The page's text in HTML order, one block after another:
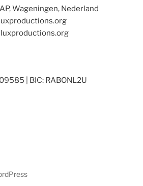
Wageningen, Nederland
| BIC: RABONL2U